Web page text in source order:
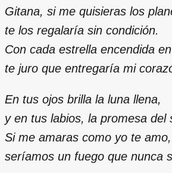
Gitana, si me quisieras los
te los regalaría sin condición.
Con cada estrella encendida
te juro que entregaría mi
En tus ojos brilla la luna llena,
y en tus labios, la promesa del
Si me amaras como yo te amo,
seríamos un fuego que nunca